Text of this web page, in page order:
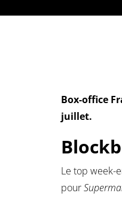
Box-office
juillet.
Le top week-
pour